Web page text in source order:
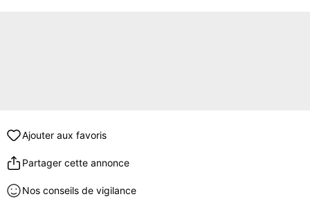
Ajouter aux favoris
Partager cette annonce
Nos conseils de vigilance